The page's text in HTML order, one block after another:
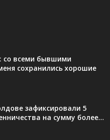
со всеми бывшими
сохранились хорошие
зафиксировали 5
на сумму более...